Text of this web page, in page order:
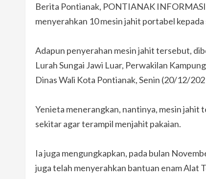
Berita Pontianak, PONTIANAK
menyerahkan 10 mesin jahit portabel kepada
Adapun penyerahan mesin jahit tersebut,
Lurah Sungai Jawi Luar, Perwakilan
Dinas Wali Kota Pontianak, Senin (20/12/
Yenieta menerangkan, nantinya, mesin
sekitar agar terampil menjahit pakaian.
Ia juga mengungkapkan, pada bulan
juga telah menyerahkan bantuan enam Alat